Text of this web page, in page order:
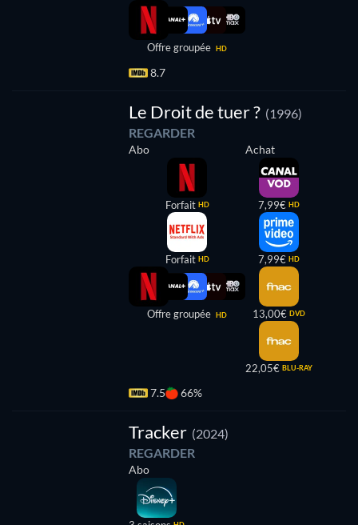
Offre groupée HD
8.7
Le Droit de tuer ? (1996)
REGARDER
Abo
Forfait HD
Forfait HD
Offre groupée HD
Achat
7,99€ HD
7,99€ HD
13,00€ DVD
22,05€ BLU-RAY
7.5 66%
Tracker (2024)
REGARDER
Abo